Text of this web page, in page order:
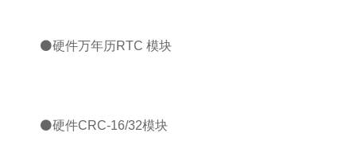
⚫硬件万年历RTC 模块
⚫硬件CRC-16/32模块